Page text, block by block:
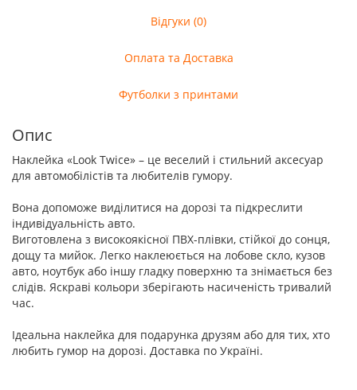
Відгуки (0)
Оплата та Доставка
Футболки з принтами
Опис
Наклейка «Look Twice» – це веселий і стильний аксесуар
для автомобілістів та любителів гумору.
Вона допоможе виділитися на дорозі та підкреслити
індивідуальність авто.
Виготовлена з високоякісної ПВХ-плівки, стійкої до сонця,
дощу та мийок. Легко наклеюється на лобове скло, кузов
авто, ноутбук або іншу гладку поверхню та знімається без
слідів. Яскраві кольори зберігають насиченість тривалий
час.
Ідеальна наклейка для подарунка друзям або для тих, хто
любить гумор на дорозі. Доставка по Україні.